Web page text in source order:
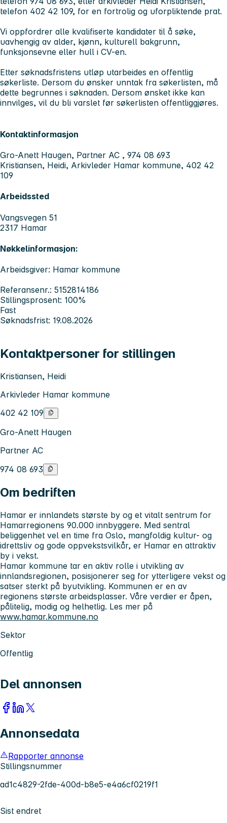
telefon 402 42 109, for en fortrolig og uforpliktende prat.
Vi oppfordrer alle kvalifiserte kandidater til å søke,
uavhengig av alder, kjønn, kulturell bakgrunn,
funksjonsevne eller hull i CV-en.
Etter søknadsfristens utløp utarbeides en offentlig
søkerliste. Dersom du ønsker unntak fra søkerlisten, må
dette begrunnes i søknaden. Dersom ønsket ikke kan
innvilges, vil du bli varslet før søkerlisten offentliggjøres.
Kontaktinformasjon
Gro-Anett Haugen, Partner AC , 974 08 693
Kristiansen, Heidi, Arkivleder Hamar kommune, 402 42
109
Arbeidssted
Vangsvegen 51
2317 Hamar
Nøkkelinformasjon:
Arbeidsgiver: Hamar kommune
Referansenr.: 5152814186
Stillingsprosent: 100%
Fast
Søknadsfrist: 19.08.2026
Kontaktpersoner for stillingen
Kristiansen, Heidi
Arkivleder Hamar kommune
402 42 109
Gro-Anett Haugen
Partner AC
974 08 693
Om bedriften
Hamar er innlandets største by og et vitalt sentrum for
Hamarregionens 90.000 innbyggere. Med sentral
beliggenhet vel en time fra Oslo, mangfoldig kultur- og
idrettsliv og gode oppvekstsvilkår, er Hamar en attraktiv
by i vekst.
Hamar kommune tar en aktiv rolle i utvikling av
innlandsregionen, posisjonerer seg for ytterligere vekst og
satser sterkt på byutvikling. Kommunen er en av
regionens største arbeidsplasser. Våre verdier er åpen,
pålitelig, modig og helhetlig. Les mer på
www.hamar.kommune.no
Sektor
Offentlig
Del annonsen
Annonsedata
Rapporter annonse
Stillingsnummer
ad1c4829-2fde-400d-b8e5-e4a6cf0219f1
Sist endret